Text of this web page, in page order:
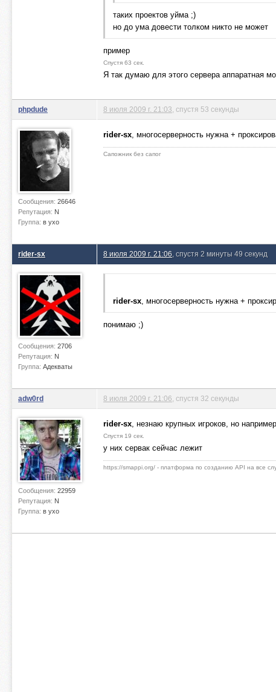
таких проектов уйма ;)
но до ума довести толком никто не может
пример
Спустя 63 сек.
Я так думаю для этого сервера аппаратная
phpdude
Сообщения: 26646
Репутация: N
Группа: в ухо
8 июля 2009 г. 21:03 , спустя 53 секунды
rider-sx, многосерверность нужна +
Сапожник без сапог
rider-sx
Сообщения: 2706
Репутация: N
Группа: Адекваты
8 июля 2009 г. 21:06 , спустя 2 минуты 49 секунд
rider-sx, многосерверность нужна +
понимаю ;)
adw0rd
Сообщения: 22959
Репутация: N
Группа: в ухо
8 июля 2009 г. 21:06 , спустя 32 секунды
rider-sx, незнаю крупных игроков, но
Спустя 19 сек.
у них сервак сейчас лежит
https://smappi.org/ - платформа по созданию API на все